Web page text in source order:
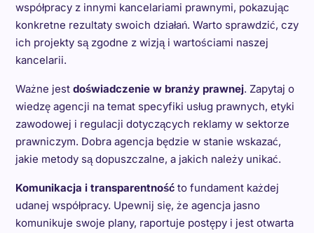
współpracy z innymi kancelariami prawnymi, pokazując
konkretne rezultaty swoich działań. Warto sprawdzić, czy
ich projekty są zgodne z wizją i wartościami naszej
kancelarii.
Ważne jest doświadczenie w branży prawnej. Zapytaj o
wiedzę agencji na temat specyfiki usług prawnych, etyki
zawodowej i regulacji dotyczących reklamy w sektorze
prawniczym. Dobra agencja będzie w stanie wskazać,
jakie metody są dopuszczalne, a jakich należy unikać.
Komunikacja i transparentnośćto fundament każdej
udanej współpracy. Upewnij się, że agencja jasno
komunikuje swoje plany, raportuje postępy i jest otwarta